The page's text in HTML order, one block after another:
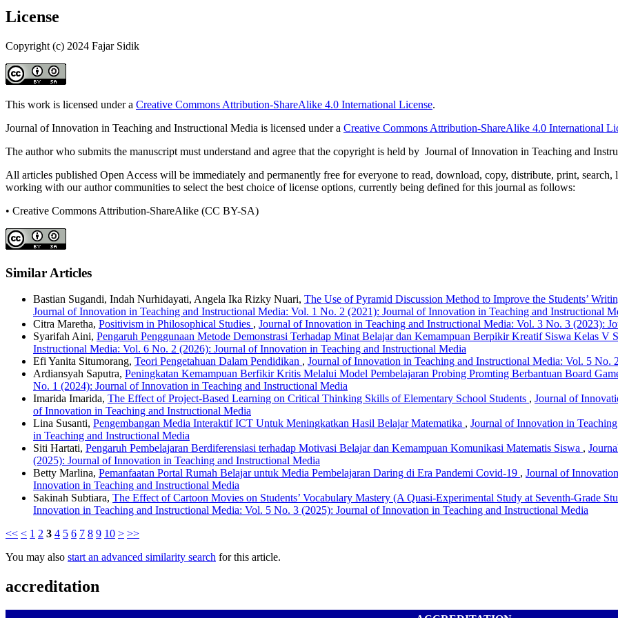
License
Copyright (c) 2024 Fajar Sidik
This work is licensed under a Creative Commons Attribution-ShareAlike 4.0 International License.
Journal of Innovation in Teaching and Instructional Media is licensed under a Creative Commons Attribution-ShareAlike 4.0 International
The author who submits the manuscript must understand and agree that the copyright is held by Journal of Innovation in Teaching and
All articles published Open Access will be immediately and permanently free for everyone to read, download, copy, distribute, print,
working with our author communities to select the best choice of license options, currently being defined for this journal as follows:
• Creative Commons Attribution-ShareAlike (CC BY-SA)
Similar Articles
Bastian Sugandi, Indah Nurhidayati, Angela Ika Rizky Nuari, The Use of Pyramid Discussion Method to Improve the Students’
Journal of Innovation in Teaching and Instructional Media: Vol. 1 No. 2 (2021): Journal of Innovation in Teaching and Instructional
Citra Maretha, Positivism in Philosophical Studies , Journal of Innovation in Teaching and Instructional Media: Vol. 3 No. 3 (2023):
Syarifah Aini, Pengaruh Penggunaan Metode Demonstrasi Terhadap Minat Belajar dan Kemampuan Berpikir Kreatif Siswa Kelas V
Instructional Media: Vol. 6 No. 2 (2026): Journal of Innovation in Teaching and Instructional Media
Efi Yanita Situmorang, Teori Pengetahuan Dalam Pendidikan , Journal of Innovation in Teaching and Instructional Media: Vol. 5
Ardiansyah Saputra, Peningkatan Kemampuan Berfikir Kritis Melalui Model Pembelajaran Probing Promting Berbantuan Board
No. 1 (2024): Journal of Innovation in Teaching and Instructional Media
Imarida Imarida, The Effect of Project-Based Learning on Critical Thinking Skills of Elementary School Students , Journal of
of Innovation in Teaching and Instructional Media
Lina Susanti, Pengembangan Media Interaktif ICT Untuk Meningkatkan Hasil Belajar Matematika , Journal of Innovation in
in Teaching and Instructional Media
Siti Hartati, Pengaruh Pembelajaran Berdiferensiasi terhadap Motivasi Belajar dan Kemampuan Komunikasi Matematis Siswa ,
(2025): Journal of Innovation in Teaching and Instructional Media
Betty Marlina, Pemanfaatan Portal Rumah Belajar untuk Media Pembelajaran Daring di Era Pandemi Covid-19 , Journal of
Innovation in Teaching and Instructional Media
Sakinah Subtiara, The Effect of Cartoon Movies on Students’ Vocabulary Mastery (A Quasi-Experimental Study at Seventh-Grade
Innovation in Teaching and Instructional Media: Vol. 5 No. 3 (2025): Journal of Innovation in Teaching and Instructional Media
<< < 1 2 3 4 5 6 7 8 9 10 > >>
You may also start an advanced similarity search for this article.
accreditation